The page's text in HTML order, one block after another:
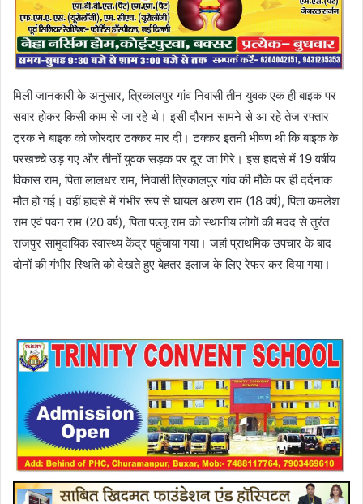
मिली जानकारी के अनुसार, त्रिकालपुर गांव निवासी तीन युवक एक ही बाइक पर
सवार होकर किसी काम से जा रहे थे। इसी दौरान सामने से आ रहे तेज रफ्तार
ट्रक ने बाइक को जोरदार टक्कर मार दी। टक्कर इतनी भीषण थी कि बाइक के
परखच्चे उड़ गए और तीनों युवक सड़क पर दूर जा गिरे। इस हादसे में 19 वर्षीय
विकास राम, पिता लालधर राम, निवासी त्रिकालपुर गांव की मौके पर ही दर्दनाक
मौत हो गई। वहीं हादसे में गंभीर रूप से घायल अरुण राम (18 वर्ष), पिता कमलेश
राम एवं पवन राम (20 वर्ष), पिता पल्लू राम को स्थानीय लोगों की मदद से तुरंत
राजपुर सामुदायिक स्वास्थ्य केंद्र पहुंचाया गया। जहां प्राथमिक उपचार के बाद
दोनों की गंभीर स्थिति को देखते हुए बेहतर इलाज के लिए रेफर कर दिया गया।